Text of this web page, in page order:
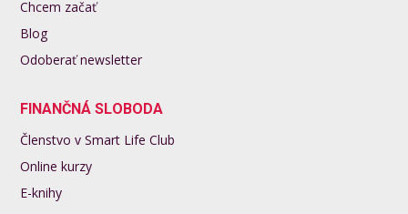
Chcem začať
Blog
Odoberať newsletter
FINANČNÁ SLOBODA
Členstvo v Smart Life Club
Online kurzy
E-knihy